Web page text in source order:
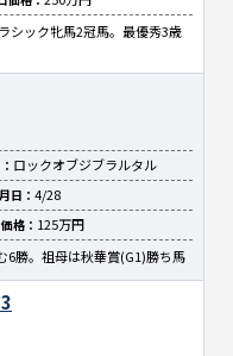
シック牝馬2冠馬。最優秀3歳
ロックオブジブラルタル
日： 4/28
格： 125万円
6勝。祖母は秋華賞(G1)勝ち馬